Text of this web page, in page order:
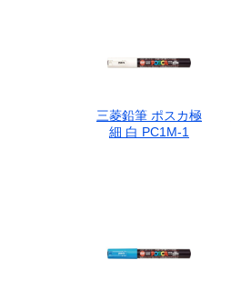
三菱鉛筆 ポスカ極
細 白 PC1M-1